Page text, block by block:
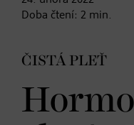
Doba čtení: 2 min.
ČISTÁ PLEŤ